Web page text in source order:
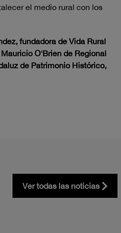
el medio rural con los
fundadora de Vida Rural
O'Brien de Regional
de Patrimonio Histórico,
Ver todas las noticias